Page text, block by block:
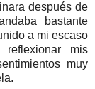
después de
bastante
a mi escaso
mis
muy